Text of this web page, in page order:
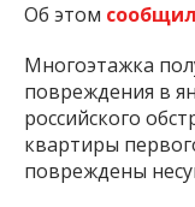
Об этом
Многоэтажка
повреждения в
российского
квартиры
повреждены